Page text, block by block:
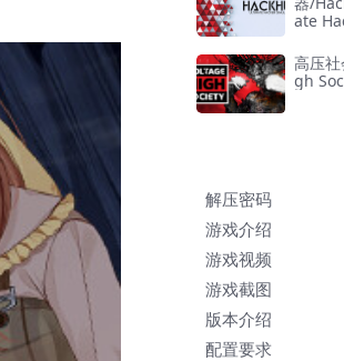
ate
高压
gh
解压密码
游戏介绍
游戏视频
游戏截图
版本介绍
配置要求